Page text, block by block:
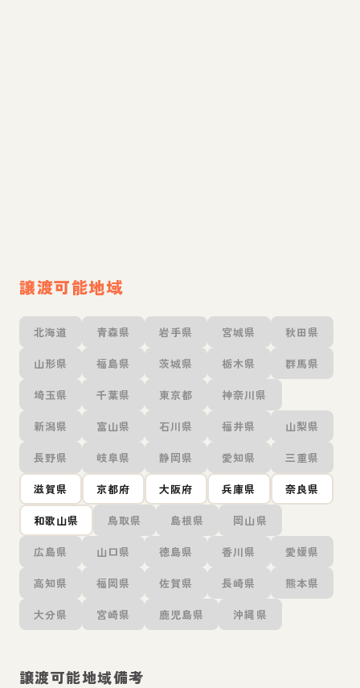
譲渡可能地域
北海道 青森県 岩手県 宮城県 秋田県
山形県 福島県 茨城県 栃木県 群馬県
埼玉県 千葉県 東京都 神奈川県
新潟県 富山県 石川県 福井県 山梨県
長野県 岐阜県 静岡県 愛知県 三重県
滋賀県 京都府 大阪府 兵庫県 奈良県
和歌山県 鳥取県 島根県 岡山県
広島県 山口県 徳島県 香川県 愛媛県
高知県 福岡県 佐賀県 長崎県 熊本県
大分県 宮崎県 鹿児島県 沖縄県
譲渡可能地域備考